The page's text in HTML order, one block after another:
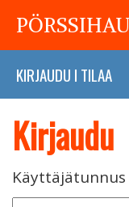
KIRJAUDU I TILAA
Kirjaudu